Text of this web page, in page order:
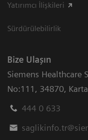
Yatırımcı İlişkileri
Sürdürülebilirlik
Bize Ulaşın
Siemens Healthcare
No:111, 34870,
444 0 633